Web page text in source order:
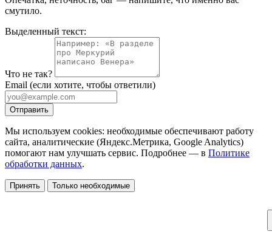
смутило.
Выделенный текст:
Что не так?
Email (если хотите, чтобы ответили)
Отправить
Мы используем cookies: необходимые обеспечивают работу
сайта, аналитические (Яндекс.Метрика, Google Analytics)
помогают нам улучшать сервис. Подробнее — в Политике
обработки данных.
Принять Только необходимые